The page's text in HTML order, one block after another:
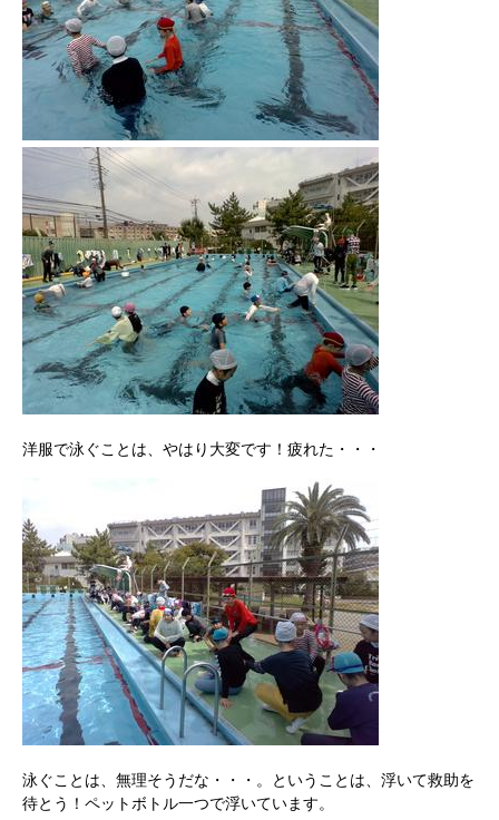
洋服で泳ぐことは、やはり大変です！疲れた・・・
泳ぐことは、無理そうだな・・・。ということは、浮いて救助を
待とう！ペットボトル一つで浮いています。